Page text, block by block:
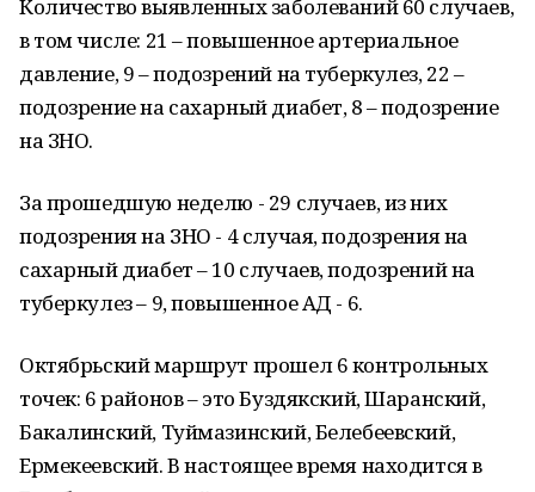
Количество выявленных заболеваний 60 случаев,
в том числе: 21 – повышенное артериальное
давление, 9 – подозрений на туберкулез, 22 –
подозрение на сахарный диабет, 8 – подозрение
на ЗНО.
За прошедшую неделю - 29 случаев, из них
подозрения на ЗНО - 4 случая, подозрения на
сахарный диабет – 10 случаев, подозрений на
туберкулез – 9, повышенное АД - 6.
Октябрьский маршрут прошел 6 контрольных
точек: 6 районов – это Буздякский, Шаранский,
Бакалинский, Туймазинский, Белебеевский,
Ермекеевский. В настоящее время находится в